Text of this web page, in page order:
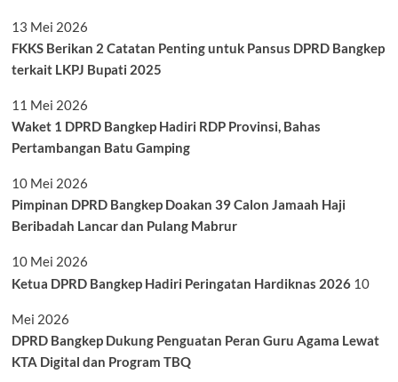
13 Mei 2026
FKKS Berikan 2 Catatan Penting untuk Pansus DPRD Bangkep
terkait LKPJ Bupati 2025
11 Mei 2026
Waket 1 DPRD Bangkep Hadiri RDP Provinsi, Bahas
Pertambangan Batu Gamping
10 Mei 2026
Pimpinan DPRD Bangkep Doakan 39 Calon Jamaah Haji
Beribadah Lancar dan Pulang Mabrur
10 Mei 2026
Ketua DPRD Bangkep Hadiri Peringatan Hardiknas 2026 10
Mei 2026
DPRD Bangkep Dukung Penguatan Peran Guru Agama Lewat
KTA Digital dan Program TBQ